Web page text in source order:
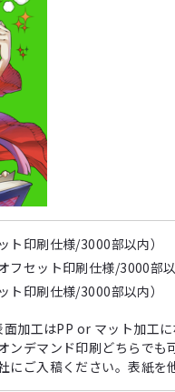
ト印刷仕様/3000部以内）
オフセット印刷仕様/3000部以
ト印刷仕様/3000部以内）
加工はPP or マット加工
ンデマンド印刷どちらでも
ご入稿ください。表紙を